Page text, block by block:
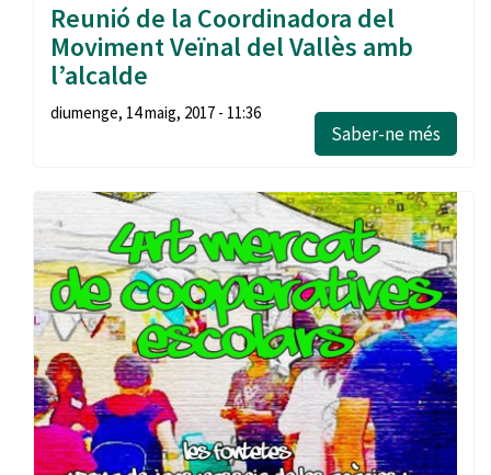
Reunió de la Coordinadora del
Moviment Veïnal del Vallès amb
l’alcalde
diumenge, 14 maig, 2017 - 11:36
Saber-ne més